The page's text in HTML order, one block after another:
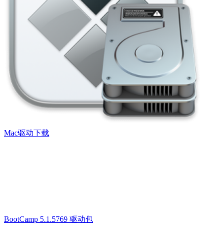
Mac驱动下载
BootCamp 5.1.5769 驱动包